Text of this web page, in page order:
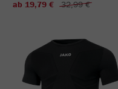
ab 19,79 €
32,99 €